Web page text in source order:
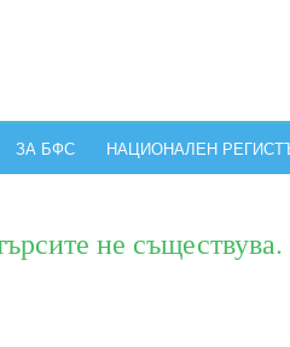
ЗА БФС НАЦИОНАЛЕН
не съществува.